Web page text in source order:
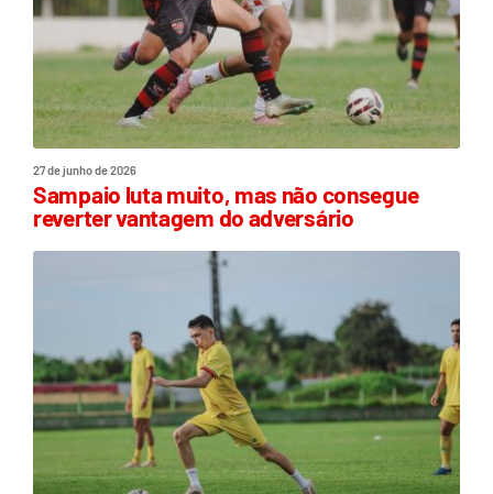
27 de junho de 2026
Sampaio luta muito, mas não consegue
reverter vantagem do adversário